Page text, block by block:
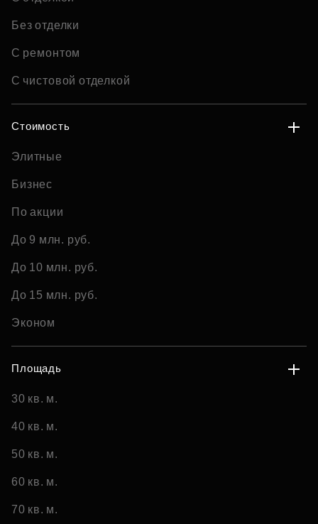
Без отделки
С ремонтом
С чистовой отделкой
Стоимость
Элитные
Бизнес
По акции
До 9 млн. руб.
До 10 млн. руб.
До 15 млн. руб.
Эконом
Площадь
30 кв. м.
40 кв. м.
50 кв. м.
60 кв. м.
70 кв. м.